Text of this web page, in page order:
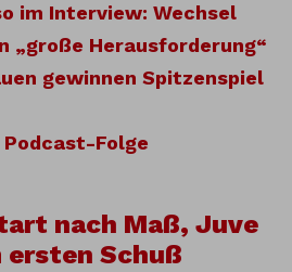
im Interview: Wechsel
„große Herausforderung“
gewinnen Spitzenspiel
Folge
nach Maß, Juve
Schuß